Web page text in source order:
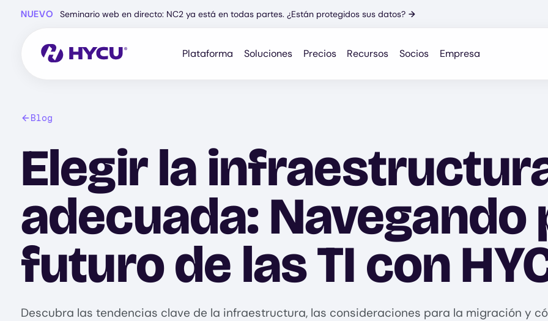
NUEVO Seminario web en directo: NC2 ya está en todas partes. ¿Están protegidos sus datos? →
Plataforma Soluciones Precios Recursos Socios Empresa
Blog
Elegir la
adecuada: Navegando
futuro de las TI con
Descubra las tendencias clave de la infraestructura, las consideraciones para la migración y